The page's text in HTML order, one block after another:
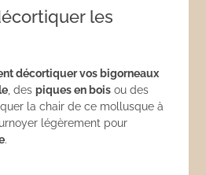
les
décortiquer vos bigorneaux
, despiques en bois ou des
la chair de ce mollusque à
légèrement pour
.